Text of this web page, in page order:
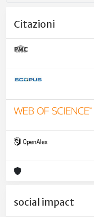
Citazioni
social impact